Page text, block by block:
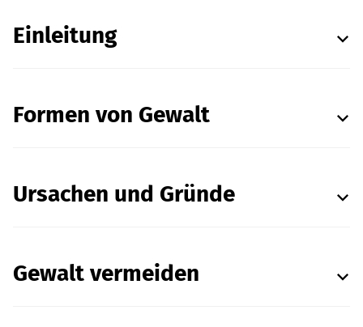
Einleitung
Formen von Gewalt
Ursachen und Gründe
Gewalt vermeiden